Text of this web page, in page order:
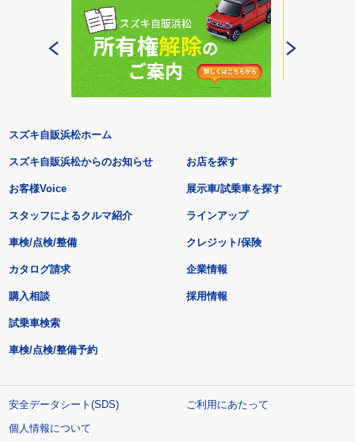
スズキ自販浜松ホーム
スズキ自販浜松からのお知らせ
お客様Voice
スタッフによるクルマ紹介
お店を探す
展示車/試乗車を探す
ラインアップ
車検/点検/整備 クレジット/保険
カタログ請求
購入相談
試乗車検索
車検/点検/整備予約
企業情報
採用情報
安全データシート(SDS)
ご利用にあたって
個人情報について